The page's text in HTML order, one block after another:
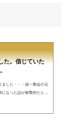
た。信じていた
ました・・・統一教会の元
になった話が衝撃的だと反